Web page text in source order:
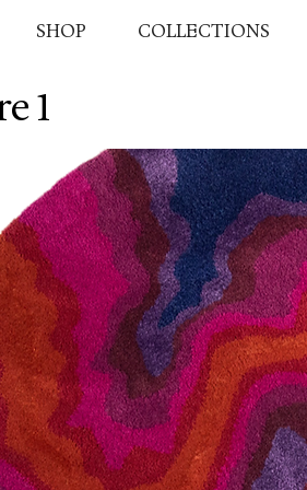
SHOP COLLECTIONS
1